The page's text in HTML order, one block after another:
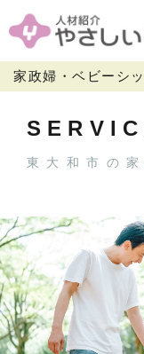
家政婦・ベビーシ
東大和市の